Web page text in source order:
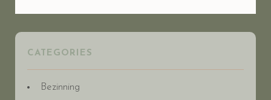
CATEGORIES
Bezinning